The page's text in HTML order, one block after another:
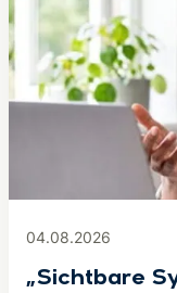
04.08.2026
„Sichtbare